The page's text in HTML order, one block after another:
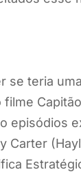
se teria
episódios
Carter